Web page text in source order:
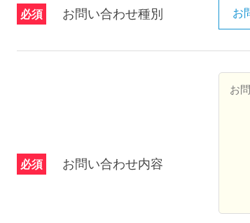
必須 お問い合わせ種別
必須 お問い合わせ内容